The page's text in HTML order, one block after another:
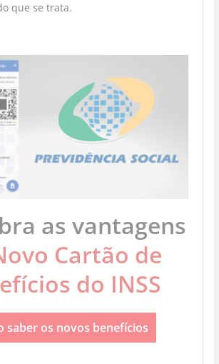
que se trata.
as vantagens
Cartão de
do INSS
saber os novos benefícios